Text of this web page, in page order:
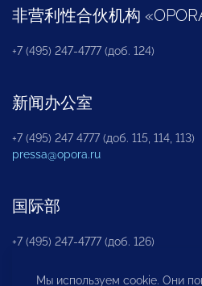
非营利性合伙机构 «
+7 (495) 247-4777 (доб. 124)
新闻办公室
+7 (495) 247 4777 (доб. 115, 114, 113)
pressa@opora.ru
国际部
+7 (495) 247-4777 (доб. 126)
Мы используем cookie. Они